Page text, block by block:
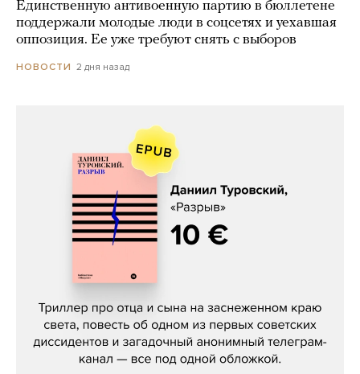
Единственную антивоенную партию в бюллетене
поддержали молодые люди в соцсетях и уехавшая
оппозиция. Ее уже требуют снять с выборов
НОВОСТИ 2 дня назад
Даниил Туровский, «Разрыв»